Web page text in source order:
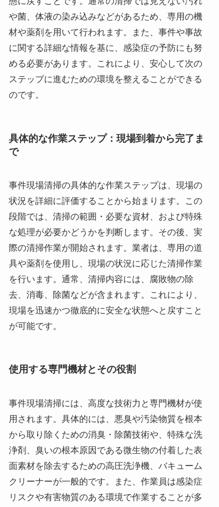
や菌、体液の染み込みなどがあるため、専用の機
材や薬剤を用いて行われます。また、事件や事故
に関する詳細な情報を基に、感染症の予防にも努
める必要があります。これにより、安心して次の
ステップに進むための環境を整えることができる
のです。
具体的な作業ステップ：現場到着から完了ま
で
事件現場清掃の具体的な作業ステップは、現場の
状況を詳細に評価することから始まります。この
段階では、清掃の範囲・必要な資材、および特殊
な処理が必要かどうかを判断します。その後、実
際の清掃作業が開始されます。業者は、専用の道
具や薬剤を使用し、現場の状況に応じた清掃作業
を行います。通常、清掃内容には、腐敗物の除
去、消毒、除菌などが含まれます。これにより、
現場を迅速かつ徹底的に安全な状態へと戻すこと
が可能です。
使用する専門機材とその役割
事件現場清掃には、高度な技術力と専門機材が使
用されます。具体的には、悪臭や汚染物質を根本
から取り除くための消臭・除菌技術や、特殊な洗
浄剤、臭いの根本原因である微生物の付着した表
面素材を除去するための高圧洗浄機、バキューム
クリーナーが一般的です。また、作業員は感染症
リスクや有害物質のある環境で作業することが多